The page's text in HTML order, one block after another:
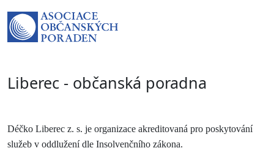
Liberec - občanská poradna
Déčko Liberec z. s. je organizace akreditovaná pro poskytování
služeb v oddlužení dle Insolvenčního zákona.